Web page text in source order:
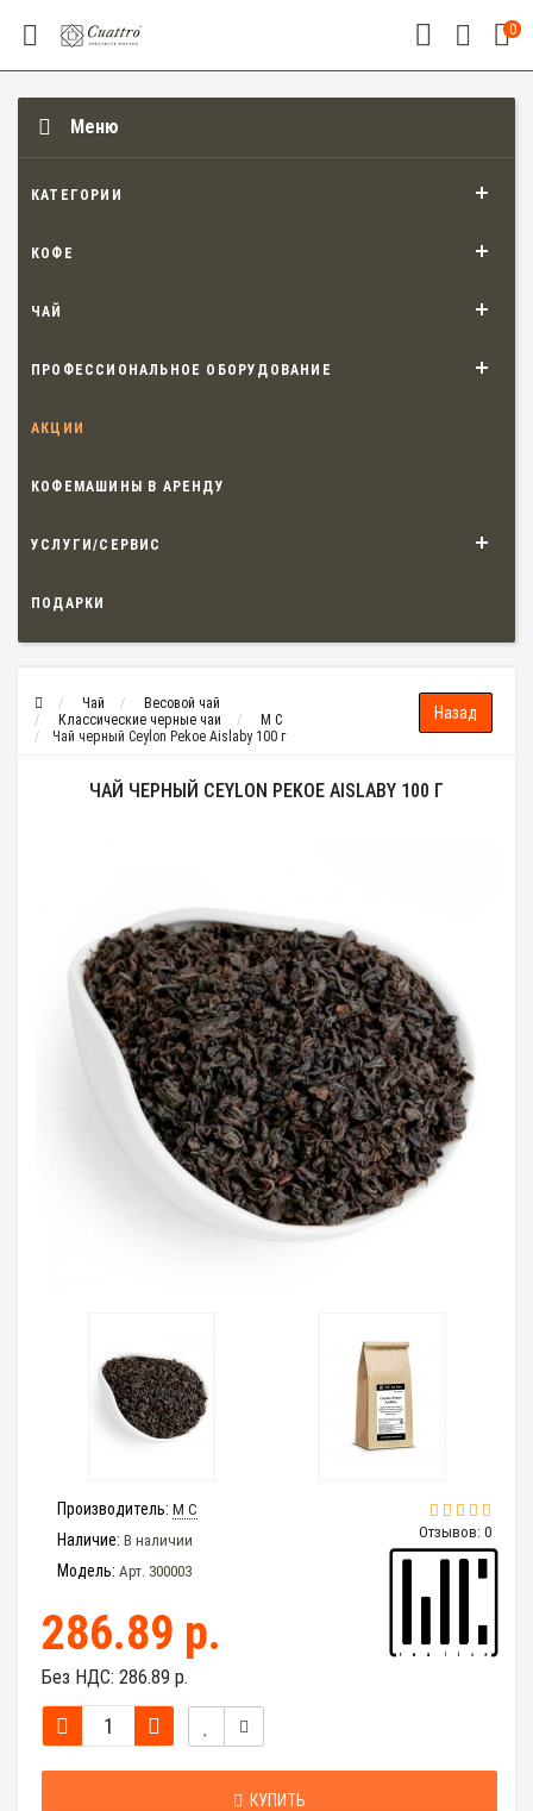
0
Меню
КАТЕГОРИИ
КОФЕ
ЧАЙ
ПРОФЕССИОНАЛЬНОЕ ОБОРУДОВАНИЕ
АКЦИИ
КОФЕМАШИНЫ В АРЕНДУ
УСЛУГИ/СЕРВИС
ПОДАРКИ
Чай
Весовой чай
Классические черные чаи
M C
Чай черный Ceylon Pekoe Aislaby 100 г
ЧАЙ ЧЕРНЫЙ CEYLON PEKOE AISLABY 100 Г
Отзывов: 0
Производитель: M C
Наличие: В наличии
Модель: Арт. 300003
286.89 р.
Без НДС: 286.89 р.
КУПИТЬ